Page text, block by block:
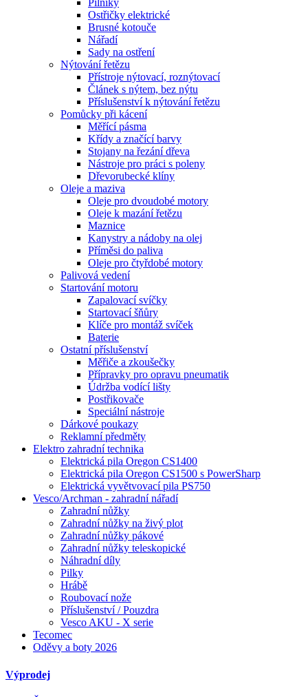
Pilníky
Ostřičky elektrické
Brusné kotouče
Nářadí
Sady na ostření
Nýtování řetězu
Přístroje nýtovací, roznýtovací
Článek s nýtem, bez nýtu
Příslušenství k nýtování řetězu
Pomůcky při kácení
Měřící pásma
Křídy a značící barvy
Stojany na řezání dřeva
Nástroje pro práci s poleny
Dřevorubecké klíny
Oleje a maziva
Oleje pro dvoudobé motory
Oleje k mazání řetězu
Maznice
Kanystry a nádoby na olej
Příměsi do paliva
Oleje pro čtyřdobé motory
Palivová vedení
Startování motoru
Zapalovací svíčky
Startovací šňůry
Klíče pro montáž svíček
Baterie
Ostatní příslušenství
Měřiče a zkoušečky
Přípravky pro opravu pneumatik
Údržba vodící lišty
Postřikovače
Speciální nástroje
Dárkové poukazy
Reklamní předměty
Elektro zahradní technika
Elektrická pila Oregon CS1400
Elektrická pila Oregon CS1500 s PowerSharp
Elektrická vyvětvovací pila PS750
Vesco/Archman - zahradní nářadí
Zahradní nůžky
Zahradní nůžky na živý plot
Zahradní nůžky pákové
Zahradní nůžky teleskopické
Náhradní díly
Pilky
Hrábě
Roubovací nože
Příslušenství / Pouzdra
Vesco AKU - X serie
Tecomec
Oděvy a boty 2026
Výprodej